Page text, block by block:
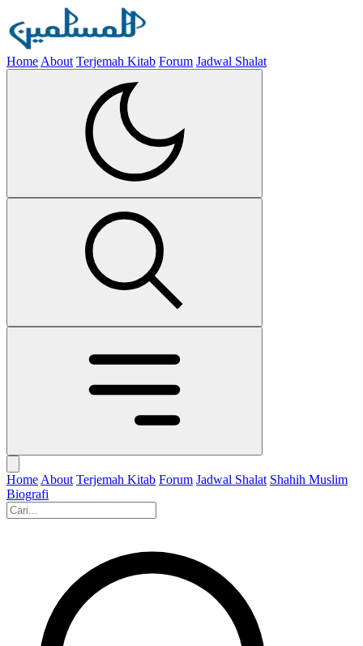
Home About Terjemah Kitab Forum Jadwal Shalat
Home About Terjemah Kitab Forum Jadwal Shalat Shahih Muslim
Biografi